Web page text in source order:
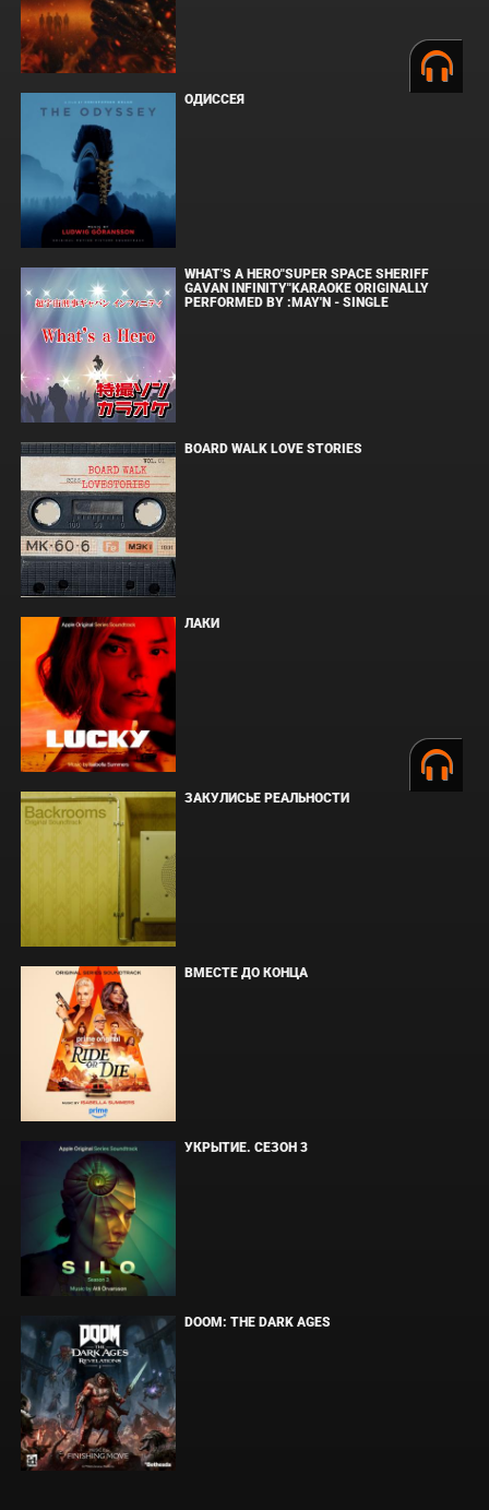
ОДИССЕЯ
WHAT'S A HERO"SUPER SPACE SHERIFF
GAVAN INFINITY"KARAOKE ORIGINALLY
PERFORMED BY :MAY'N - SINGLE
BOARD WALK LOVE STORIES
ЛАКИ
ЗАКУЛИСЬЕ РЕАЛЬНОСТИ
ВМЕСТЕ ДО КОНЦА
УКРЫТИЕ. СЕЗОН 3
DOOM: THE DARK AGES